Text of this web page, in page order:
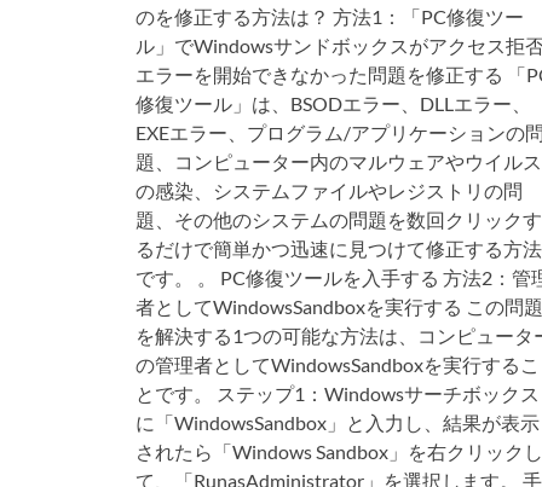
のを修正する方法は？ 方法1：「PC修復ツー
ル」でWindowsサンドボックスがアクセス拒
エラーを開始できなかった問題を修正する 「
修復ツール」は、BSODエラー、DLLエラー、
EXEエラー、プログラム/アプリケーションの問
題、コンピューター内のマルウェアやウイルス
の感染、システムファイルやレジストリの問
題、その他のシステムの問題を数回クリックす
るだけで簡単かつ迅速に見つけて修正する方法
です。 。 PC修復ツールを入手する 方法2：管
者としてWindowsSandboxを実行する この問題
を解決する1つの可能な方法は、コンピュータ
の管理者としてWindowsSandboxを実行するこ
とです。 ステップ1：Windowsサーチボックス
に「WindowsSandbox」と入力し、結果が表示
されたら「Windows Sandbox」を右クリックし
て、「RunasAdministrator」を選択します。 手